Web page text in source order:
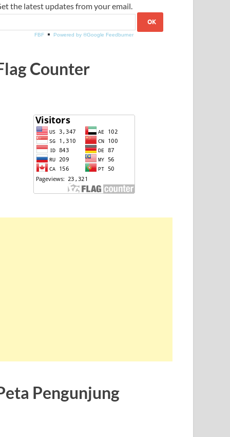
the latest updates from your email.
FBF Powered by ®Google Feedburner
Counter
Pengunjung